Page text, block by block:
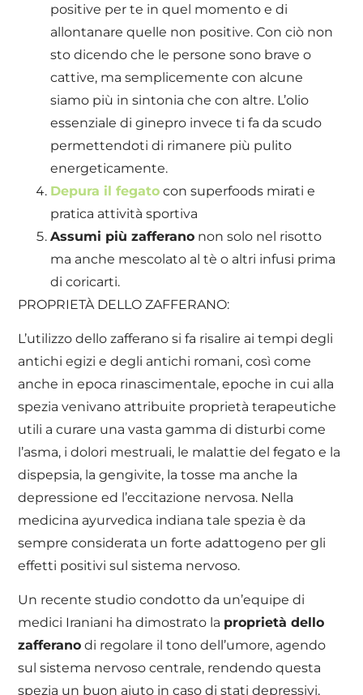
positive per te in quel momento e di
allontanare quelle non positive. Con ciò non
sto dicendo che le persone sono brave o
cattive, ma semplicemente con alcune
siamo più in sintonia che con altre. L’olio
essenziale di ginepro invece ti fa da scudo
permettendoti di rimanere più pulito
energeticamente.
Depura il fegato con superfoods mirati e
pratica attività sportiva
Assumi più zafferano non solo nel risotto
ma anche mescolato al tè o altri infusi prima
di coricarti.
PROPRIETÀ DELLO ZAFFERANO:
L’utilizzo dello zafferano si fa risalire ai tempi degli
antichi egizi e degli antichi romani, così come
anche in epoca rinascimentale, epoche in cui alla
spezia venivano attribuite proprietà terapeutiche
utili a curare una vasta gamma di disturbi come
l’asma, i dolori mestruali, le malattie del fegato e la
dispepsia, la gengivite, la tosse ma anche la
depressione ed l’eccitazione nervosa. Nella
medicina ayurvedica indiana tale spezia è da
sempre considerata un forte adattogeno per gli
effetti positivi sul sistema nervoso.
Un recente studio condotto da un’equipe di
medici Iraniani ha dimostrato la proprietà dello
zafferano di regolare il tono dell’umore, agendo
sul sistema nervoso centrale, rendendo questa
spezia un buon aiuto in caso di stati depressivi,